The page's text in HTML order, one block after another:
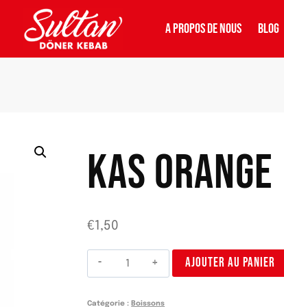
A PROPOS DE NOUS BLOG
KAS ORANGE
€1,50
quantité
de
AJOUTER AU PANIER
Catégorie : Boissons